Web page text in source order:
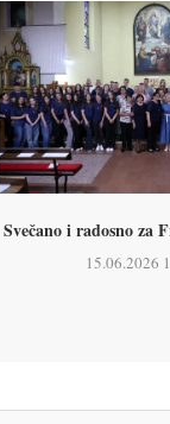
Svečano i radosno za
15.06.2026